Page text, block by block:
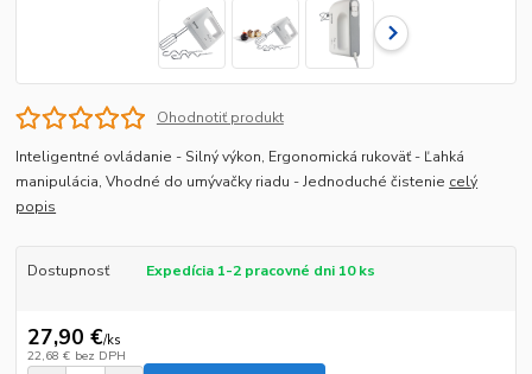
Ohodnotiť produkt
Inteligentné ovládanie - Silný výkon, Ergonomická rukoväť - Ľahká
manipulácia, Vhodné do umývačky riadu - Jednoduché čistenie celý
popis
Dostupnosť Expedícia 1-2 pracovné dni 10 ks
27,90 €/ks
22,68 € bez DPH